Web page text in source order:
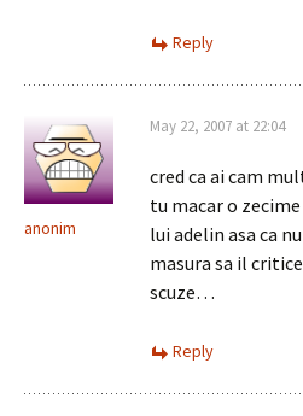
Reply
anonim
May 22, 2007 at 22:04
cred ca ai cam
tu macar o
lui adelin asa ca
masura sa il
scuze…
Reply